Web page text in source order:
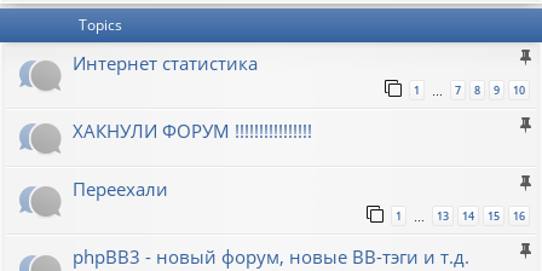
Topics
Интернет статистика
1 … 7 8 9 10
ХАКНУЛИ ФОРУМ !!!!!!!!!!!!!!!!
Переехали
1 … 13 14 15 16
phpBB3 - новый форум, новые BB-тэги и т.д.